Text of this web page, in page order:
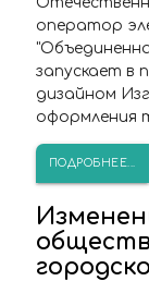
оператор
запускает в
дизайном
оформления
ПОДРОБНЕЕ...